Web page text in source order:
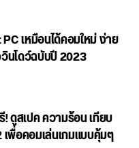
เหมือนได้คอมใหม่ ง่าย
นโดว์ฉบับปี 2023
ดูสเปค ความร้อน เทียบ
พื่อคอมเล่นเกมแบบคุ้มๆ